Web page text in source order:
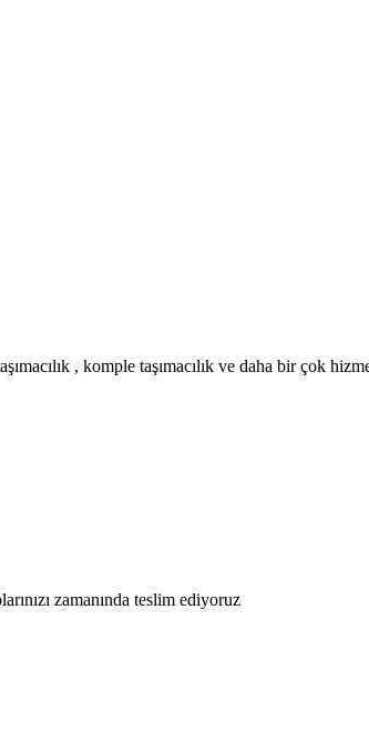
, komple taşımacılık ve daha bir çok
zamanında teslim ediyoruz